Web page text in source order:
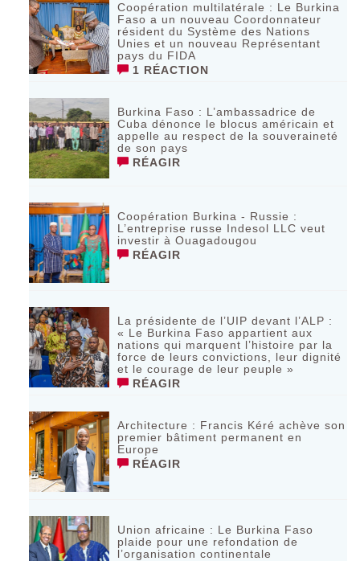
Coopération multilatérale : Le Burkina
Faso a un nouveau Coordonnateur
résident du Système des Nations
Unies et un nouveau Représentant
pays du FIDA
1 RÉACTION
Burkina Faso : L’ambassadrice de
Cuba dénonce le blocus américain et
appelle au respect de la souveraineté
de son pays
RÉAGIR
Coopération Burkina - Russie :
L’entreprise russe Indesol LLC veut
investir à Ouagadougou
RÉAGIR
La présidente de l’UIP devant l’ALP :
« Le Burkina Faso appartient aux
nations qui marquent l’histoire par la
force de leurs convictions, leur dignité
et le courage de leur peuple »
RÉAGIR
‎Architecture : Francis Kéré achève son
premier bâtiment permanent en
Europe
RÉAGIR
Union africaine : Le Burkina Faso
plaide pour une refondation de
l’organisation continentale‎